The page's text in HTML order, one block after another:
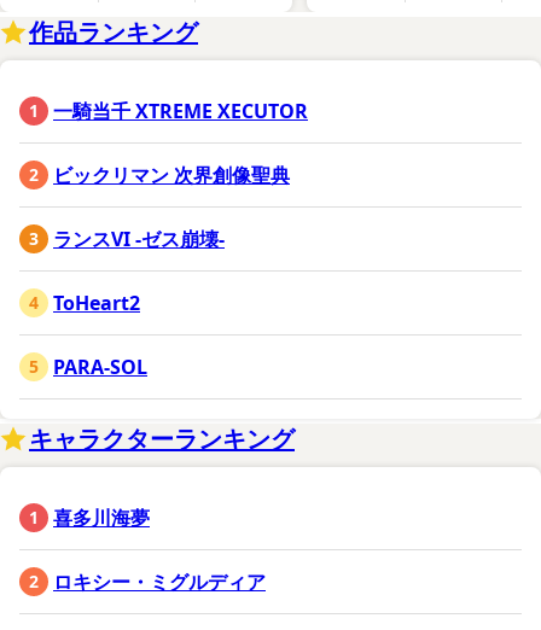
作品ランキング
一騎当千 XTREME XECUTOR
ビックリマン 次界創像聖典
ランスVI -ゼス崩壊-
ToHeart2
PARA-SOL
キャラクターランキング
喜多川海夢
ロキシー・ミグルディア